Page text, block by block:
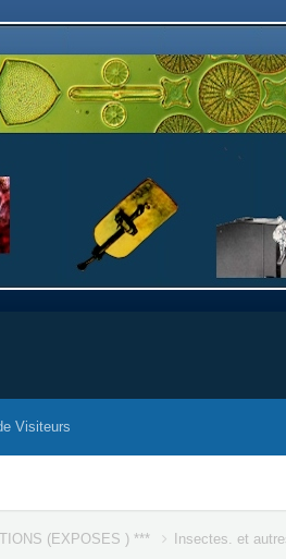
Visiteurs
(EXPOSES ) *** Insectes. et